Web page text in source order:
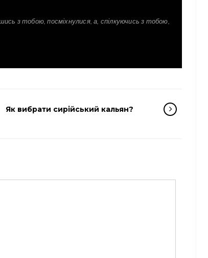
з тобою, посміхнулися, а, спілкуючись з тобою,
Як вибрати сирійський кальян?